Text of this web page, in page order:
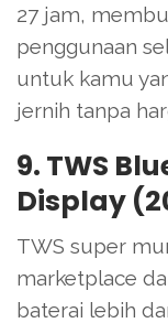
27 jam,
penggunaan
untuk kamu
jernih tanpa
9. TWS
Display
TWS super
marketplace
baterai lebih